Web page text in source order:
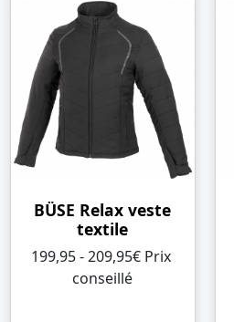
BÜSE Relax veste
textile
199,95 - 209,95€ Prix ​​
conseillé